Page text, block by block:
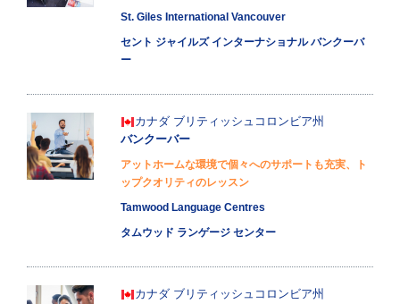
St. Giles International Vancouver
セント ジャイルズ インターナショナル バンクーバ
ー
カナダ ブリティッシュコロンビア州
バンクーバー
アットホームな環境で個々へのサポートも充実、ト
ップクオリティのレッスン
Tamwood Language Centres
タムウッド ランゲージ センター
カナダ ブリティッシュコロンビア州